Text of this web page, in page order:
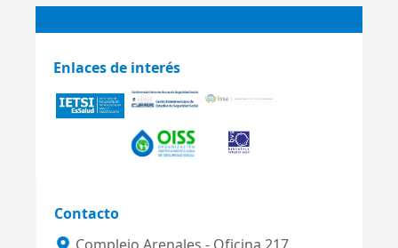
Enlaces de interés
Contacto